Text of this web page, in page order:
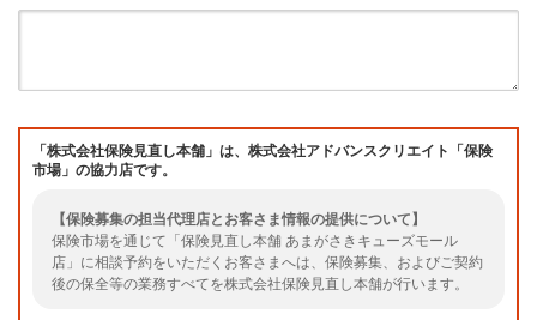
「株式会社保険見直し本舗」は、株式会社アドバンスクリエイト「保険
市場」の協力店です。
【保険募集の担当代理店とお客さま情報の提供について】
保険市場を通じて「保険見直し本舗 あまがさきキューズモール
店」に相談予約をいただくお客さまへは、保険募集、およびご契約
後の保全等の業務すべてを株式会社保険見直し本舗が行います。